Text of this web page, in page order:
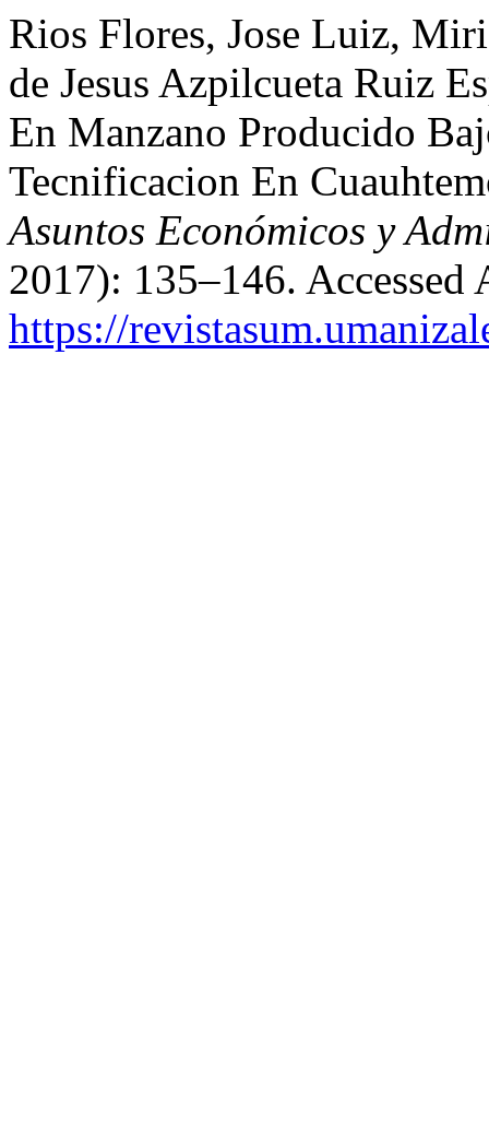
Rios Flores, Jose Luiz,
de Jesus Azpilcueta Ruiz
En Manzano Producido
Tecnificacion En
Asuntos Económicos y
2017): 135–146. Accessed
https://